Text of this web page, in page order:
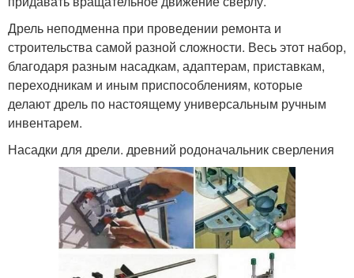
Дрель неподменна при проведении ремонта и
строительства самой разной сложности. Весь этот набор,
благодаря разным насадкам, адаптерам, приставкам,
переходникам и иным приспособлениям, которые
делают дрель по настоящему универсальным ручным
инвентарем.
Насадки для дрели. древний родоначальник сверления